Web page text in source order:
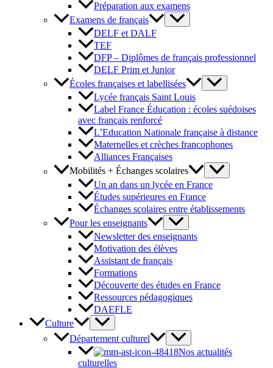
Préparation aux examens
Examens de français
DELF et DALF
TEF
DFP – Diplômes de français professionnel
DELF Prim et Junior
Écoles françaises et labellisées
Lycée français Saint Louis
Label France Éducation : écoles suédoises
avec français renforcé
L’Education Nationale française à distance
Maternelles et crèches francophones
Alliances Françaises
Mobilités + Échanges scolaires
Un an dans un lycée en France
Études supérieures en France
Échanges scolaires entre établissements
Pour les enseignants
Newsletter des enseignants
Motivation des élèves
Assistant de français
Formations
Découverte des études en France
Ressources pédagogiques
DAEFLE
Culture
Département culturel
Nos actualités
culturelles